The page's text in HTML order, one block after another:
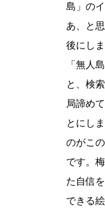
島」の
あ、と
後にし
「無人
と、検
局諦め
とにし
のがこ
です。
た自信
できる